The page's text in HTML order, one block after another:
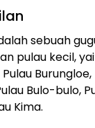
sebuah
pulau kecil,
Bulo-bulo,
Kima.